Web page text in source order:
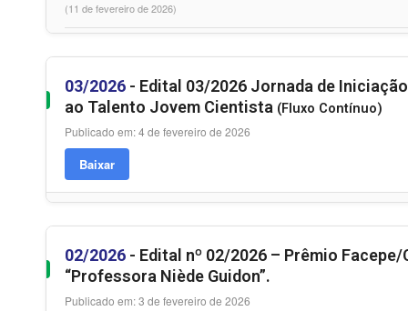
(11 de fevereiro de 2026)
03/2026 - Edital 03/2026 Jornada de
ao Talento Jovem Cientista (Fluxo Contínuo)
Publicado em: 4 de fevereiro de 2026
Baixar
02/2026 - Edital nº 02/2026 – Prêmio
“Professora Niède Guidon”.
Publicado em: 3 de fevereiro de 2026